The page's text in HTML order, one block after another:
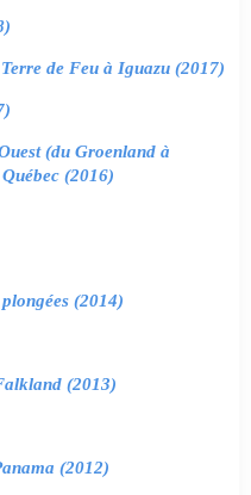
de Feu à Iguazu (2017)
(du Groenland à
(2016)
(2014)
(2013)
(2012)